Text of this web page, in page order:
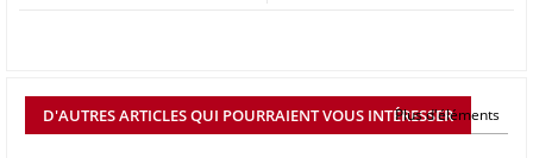
D'AUTRES ARTICLES QUI POURRAIENT VOUS INTÉRESSER
Plus d'éléments